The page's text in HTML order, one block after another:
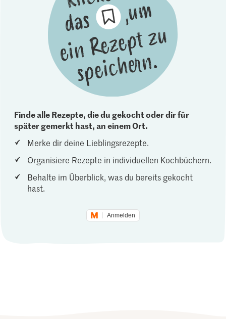
Finde alle Rezepte, die du gekocht oder dir für
später gemerkt hast, an einem Ort.
Merke dir deine Lieblingsrezepte.
Organisiere Rezepte in individuellen Kochbüchern.
Behalte im Überblick, was du bereits gekocht
hast.
Anmelden